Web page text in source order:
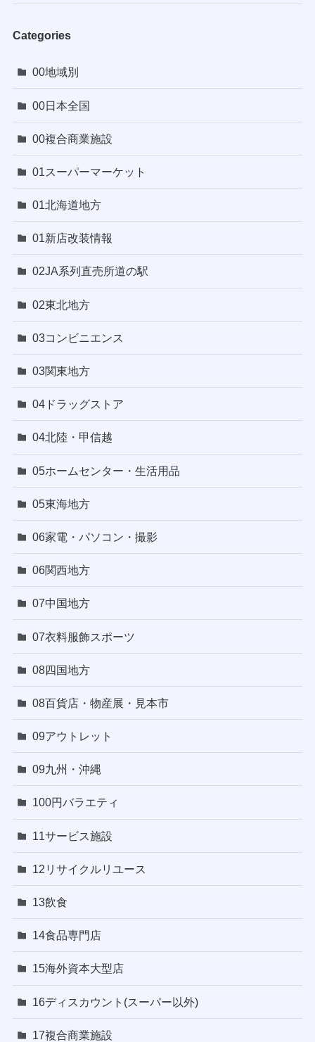
Categories
00地域別
00日本全国
00複合商業施設
01スーパーマーケット
01北海道地方
01新店改装情報
02JA系列直売所道の駅
02東北地方
03コンビニエンス
03関東地方
04ドラッグストア
04北陸・甲信越
05ホームセンター・生活用品
05東海地方
06家電・パソコン・撮影
06関西地方
07中国地方
07衣料服飾スポーツ
08四国地方
08百貨店・物産展・見本市
09アウトレット
09九州・沖縄
100円バラエティ
11サービス施設
12リサイクルリユース
13飲食
14食品専門店
15海外資本大型店
16ディスカウント(スーパー以外)
17複合商業施設